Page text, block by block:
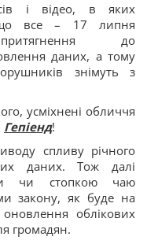
і відео, в яких
що все – 17 липня
до
даних, а тому
знімуть з
усміхнені обличчя
Гепіенд!
спливу річного
даних. Тож далі
чи стопкою чаю
закону, як буде на
облікових
громадян.